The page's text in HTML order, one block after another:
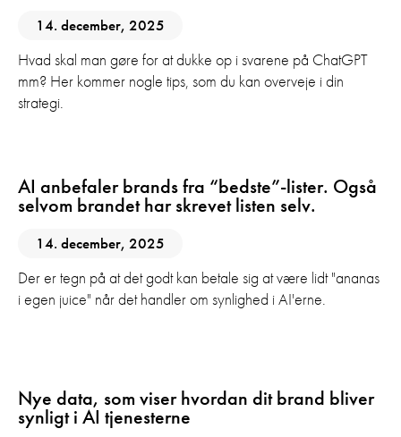
14. december, 2025
Hvad skal man gøre for at dukke op i svarene på ChatGPT
mm? Her kommer nogle tips, som du kan overveje i din
strategi.
AI anbefaler brands fra “bedste”-lister. Også
selvom brandet har skrevet listen selv.
14. december, 2025
Der er tegn på at det godt kan betale sig at være lidt "ananas
i egen juice" når det handler om synlighed i AI'erne.
Nye data, som viser hvordan dit brand bliver
synligt i AI tjenesterne